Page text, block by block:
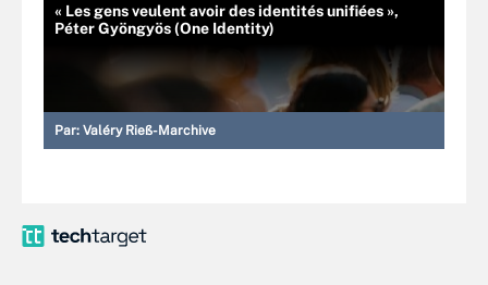
« Les gens veulent avoir des identités unifiées »,
Péter Gyöngyös (One Identity)
Par: Valéry Rieß-Marchive